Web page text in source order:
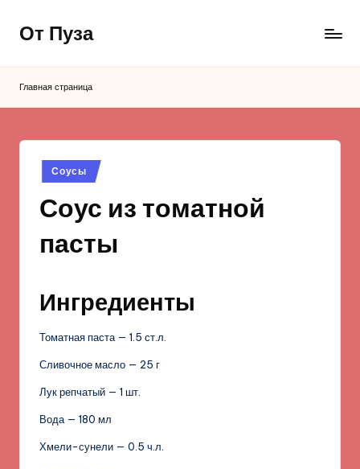
Перейти
содержимому
От Пуза
вкусные
Главная страница
Опубликовано
в
Соусы
Соус из томатной
пасты
Ингредиенты
Томатная паста — 1.5 ст.л.
Сливочное масло — 25 г
Лук репчатый — 1 шт.
Вода — 180 мл
Хмели-сунели — 0.5 ч.л.